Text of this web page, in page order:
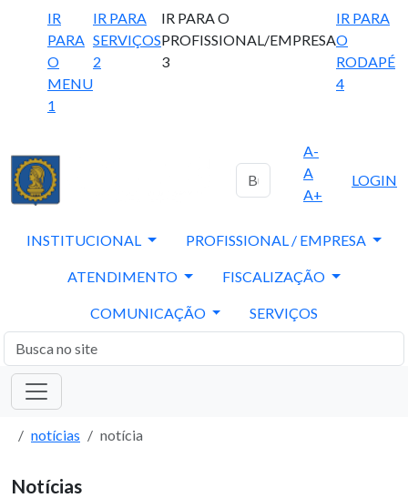
IR
PARA
O
MENU
1
IR PARA
SERVIÇOS
2
IR PARA O
PROFISSIONAL/EMPRESA
3
IR PARA
O
RODAPÉ
4
A-
A
A+
LOGIN
INSTITUCIONAL PROFISSIONAL / EMPRESA
ATENDIMENTO FISCALIZAÇÃO
COMUNICAÇÃO SERVIÇOS
notícias notícia
Notícias